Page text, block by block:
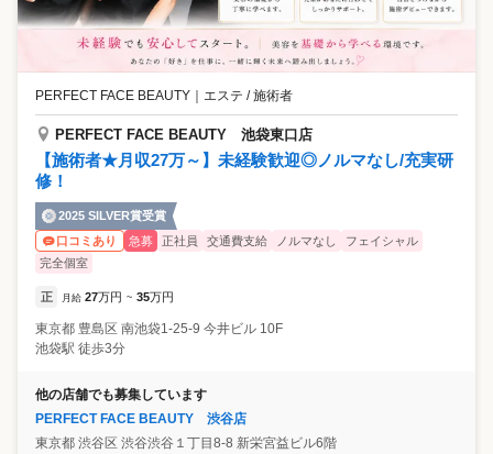
PERFECT FACE BEAUTY エステ / 施術者
PERFECT FACE BEAUTY 池袋東口店
【施術者★月収27万～】未経験歓迎◎ノルマなし/充実研
修！
2025 SILVER賞受賞
口コミあり
急募 正社員 交通費支給 ノルマなし
フェイシャル
完全個室
正 月給 27万円 ~ 35万円
東京都 豊島区 南池袋1-25-9 今井ビル 10F
池袋駅 徒歩3分
他の店舗でも募集しています
PERFECT FACE BEAUTY 渋谷店
東京都 渋谷区 渋谷渋谷１丁目8-8 新栄宮益ビル6階